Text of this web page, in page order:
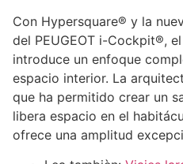
Con Hypersquare® y la
del PEUGEOT i-Cockpit®, el
introduce un enfoque
espacio interior. La
que ha permitido crear un
libera espacio en el
ofrece una amplitud